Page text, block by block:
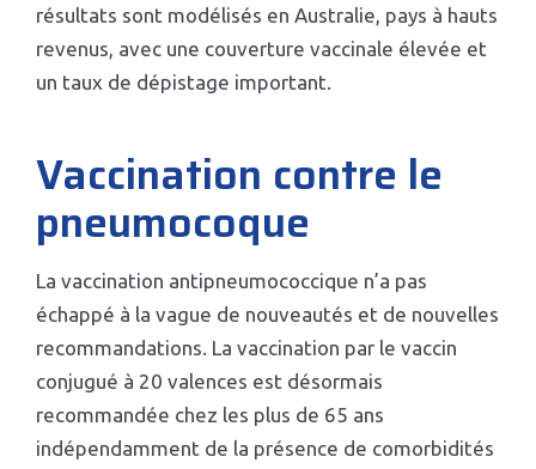
résultats sont modélisés en Australie, pays à hauts
revenus, avec une couverture vaccinale élevée et
un taux de dépistage important.
Vaccination contre le
pneumocoque
La vaccination antipneumococcique n’a pas
échappé à la vague de nouveautés et de nouvelles
recommandations. La vaccination par le vaccin
conjugué à 20 valences est désormais
recommandée chez les plus de 65 ans
indépendamment de la présence de comorbidités